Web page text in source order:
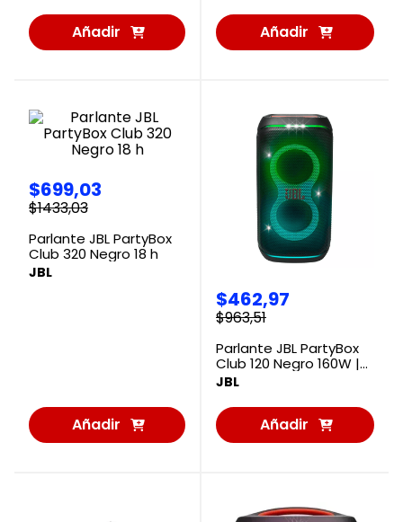
Añadir
al
Añadir
al
$699,03
$1433,03
Parlante JBL PartyBox
Club 320 Negro 18 h
JBL
Añadir
al
$462,97
$963,51
Parlante JBL PartyBox
Club 120 Negro 160W |
Bluetooth 5.3, 12 h
JBL
Añadir
al